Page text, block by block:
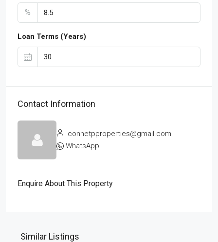
%
Loan Terms (Years)
Contact Information
connetpproperties@gmail.com
WhatsApp
Enquire About This Property
Similar Listings